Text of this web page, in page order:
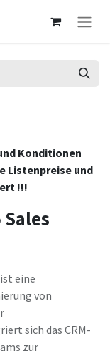
Konditionen
Listenpreise und
!!!
eine
von
sich das CRM-
zur